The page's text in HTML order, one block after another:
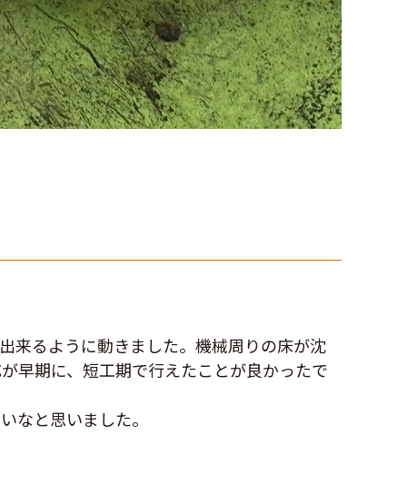
来るように動きました。機械周りの床が沈
早期に、短工期で行えたことが良かったで
なと思いました。